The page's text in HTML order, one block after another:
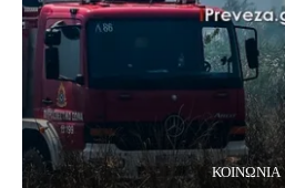
ΚΟΙΝΩΝΙΑ